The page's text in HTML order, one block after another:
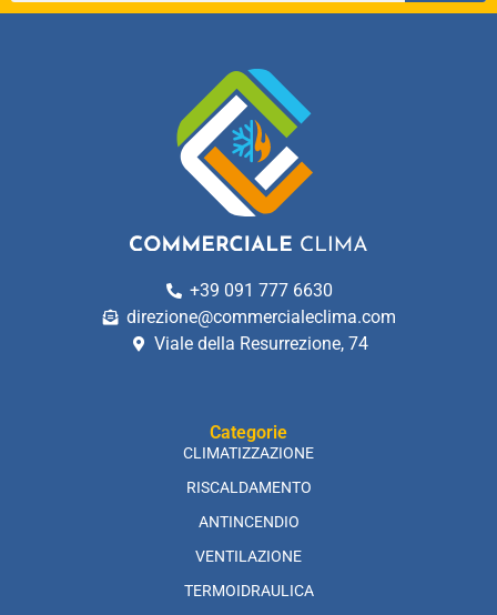
+39 091 777 6630
direzione@commercialeclima.com
Viale della Resurrezione, 74
Categorie
CLIMATIZZAZIONE
RISCALDAMENTO
ANTINCENDIO
VENTILAZIONE
TERMOIDRAULICA